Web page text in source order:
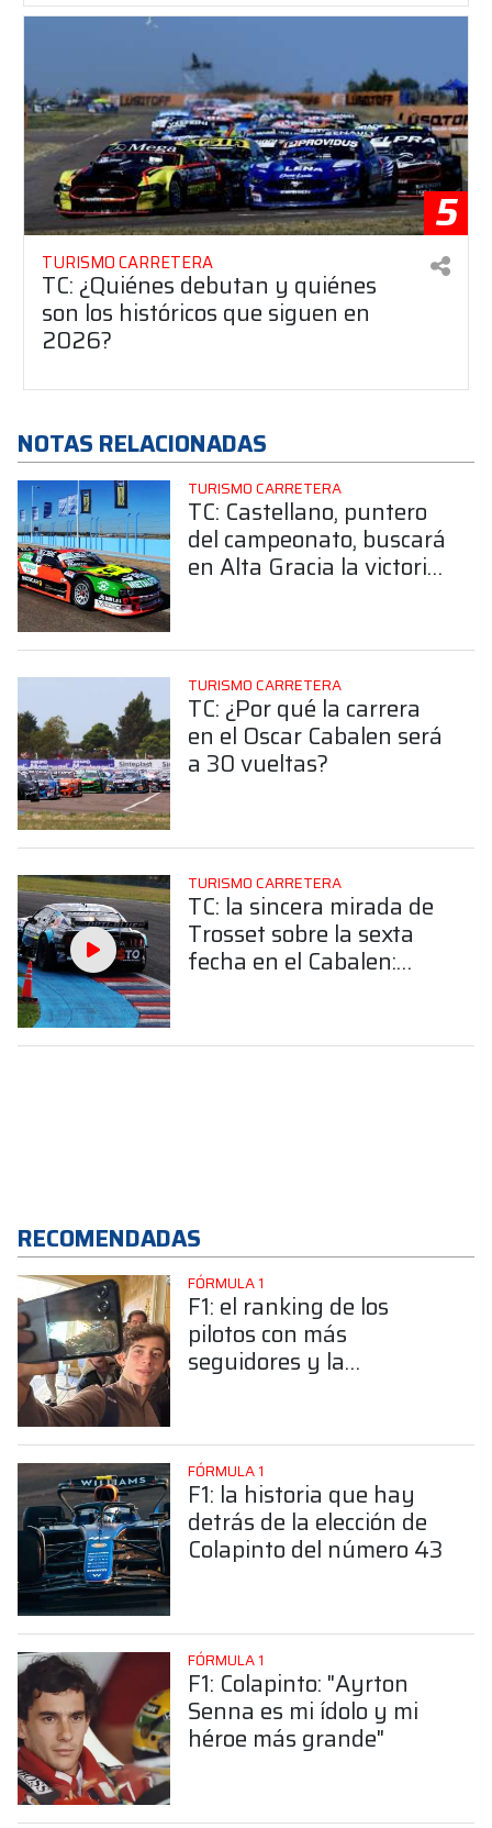
5
TURISMO CARRETERA
TC: ¿Quiénes debutan y quiénes
son los históricos que siguen en
2026?
NOTAS RELACIONADAS
TURISMO CARRETERA
TC: Castellano, puntero
del campeonato, buscará
en Alta Gracia la victoria
TURISMO CARRETERA
TC: ¿Por qué la carrera
en el Oscar Cabalen será
a 30 vueltas?
TURISMO CARRETERA
TC: la sincera mirada de
Trosset sobre la sexta
fecha en el Cabalen:
dependiente"
RECOMENDADAS
FÓRMULA 1
F1: el ranking de los
pilotos con más
seguidores y la
FÓRMULA 1
F1: la historia que hay
detrás de la elección de
Colapinto del número 43
FÓRMULA 1
F1: Colapinto: "Ayrton
Senna es mi ídolo y mi
héroe más grande"